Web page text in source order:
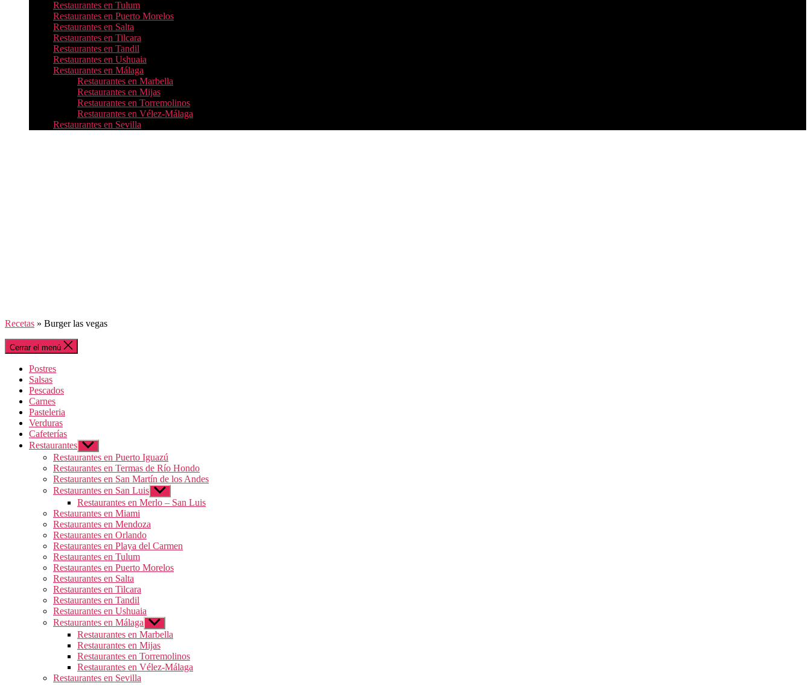
Restaurantes en Tulum
Restaurantes en Puerto Morelos
Restaurantes en Salta
Restaurantes en Tilcara
Restaurantes en Tandil
Restaurantes en Ushuaia
Restaurantes en Málaga
Restaurantes en Marbella
Restaurantes en Mijas
Restaurantes en Torremolinos
Restaurantes en Vélez-Málaga
Restaurantes en Sevilla
Recetas » Burger las vegas
Cerrar el menú
Postres
Salsas
Pescados
Carnes
Pasteleria
Verduras
Cafeterías
Restaurantes Mostrar
el
submenú
Restaurantes en Puerto Iguazú
Restaurantes en Termas de Río Hondo
Restaurantes en San Martín de los Andes
Restaurantes en San Luis Mostrar
el
submenú
Restaurantes en Merlo – San Luis
Restaurantes en Miami
Restaurantes en Mendoza
Restaurantes en Orlando
Restaurantes en Playa del Carmen
Restaurantes en Tulum
Restaurantes en Puerto Morelos
Restaurantes en Salta
Restaurantes en Tilcara
Restaurantes en Tandil
Restaurantes en Ushuaia
Restaurantes en Málaga Mostrar
el
submenú
Restaurantes en Marbella
Restaurantes en Mijas
Restaurantes en Torremolinos
Restaurantes en Vélez-Málaga
Restaurantes en Sevilla